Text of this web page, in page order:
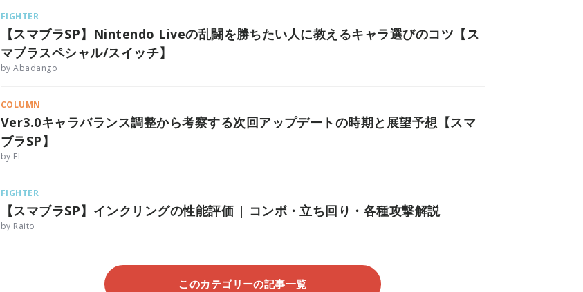
FIGHTER
【スマブラSP】Nintendo Liveの乱闘を勝ちたい人に教えるキャラ選びのコツ【ス
マブラスペシャル/スイッチ】
by Abadango
COLUMN
Ver3.0キャラバランス調整から考察する次回アップデートの時期と展望予想【スマ
ブラSP】
by EL
FIGHTER
【スマブラSP】インクリングの性能評価 | コンボ・立ち回り・各種攻撃解説
by Raito
このカテゴリーの記事一覧